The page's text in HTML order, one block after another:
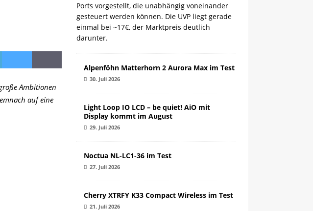
Ambitionen
auf eine
Ports vorgestellt, die unabhängig voneinander
gesteuert werden können. Die UVP liegt gerade
einmal bei ~17€, der Marktpreis deutlich
darunter.
Alpenföhn Matterhorn 2 Aurora Max im Test
30. Juli 2026
Light Loop IO LCD – be quiet! AiO mit
Display kommt im August
29. Juli 2026
Noctua NL-LC1-36 im Test
27. Juli 2026
Cherry XTRFY K33 Compact Wireless im Test
21. Juli 2026